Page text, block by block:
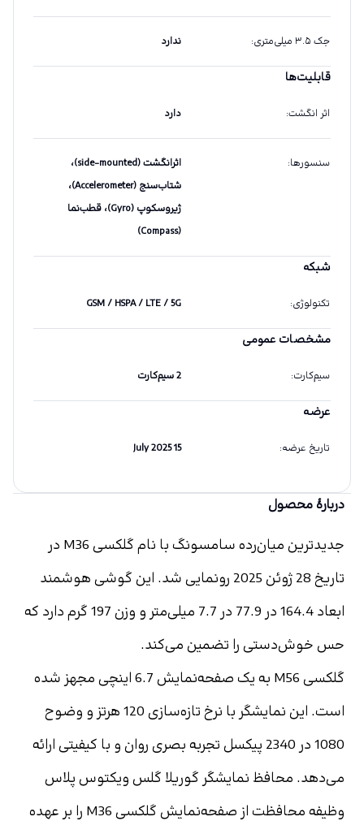
جک ۳.۵ میلی‌متری : ندارد
قابلیت‌ها
اثر انگشت: دارد
سنسورها:
اثرانگشت (side-mounted)،
شتاب‌سنج (Accelerometer)،
ژیروسکوپ (Gyro)، قطب‌نما
(Compass)
شبکه
تکنولوژی:
GSM / HSPA / LTE / 5G
مشخصات عمومی
سیم‌کارت: 2 سیم‌کارت
عرضه
تاریخ عرضه:
15 July 2025
دربارهٔ محصول
حس خوش‌دستی را تضمین می‌کند.